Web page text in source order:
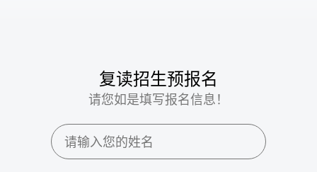
复读招生预报名
请您如是填写报名信息！